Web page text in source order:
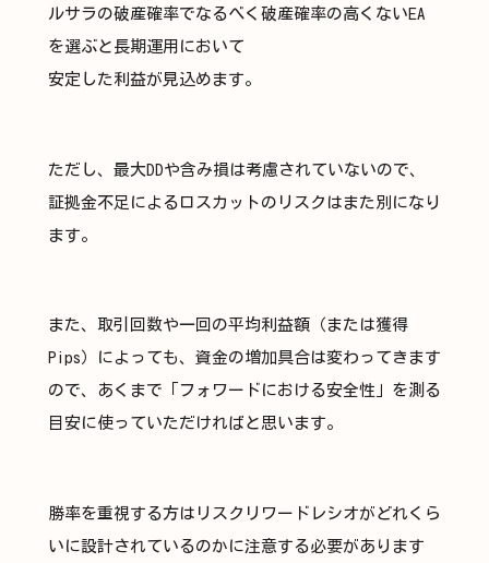
ルサラの破産確率でなるべく破産確率の高くないEA
を選ぶと長期運用において
安定した利益が見込めます。
ただし、最大DDや含み損は考慮されていないので、
証拠金不足によるロスカットのリスクはまた別になり
ます。
また、取引回数や一回の平均利益額（または獲得
Pips）によっても、資金の増加具合は変わってきます
ので、あくまで「フォワードにおける安全性」を測る
目安に使っていただければと思います。
勝率を重視する方はリスクリワードレシオがどれくら
いに設計されているのかに注意する必要があります